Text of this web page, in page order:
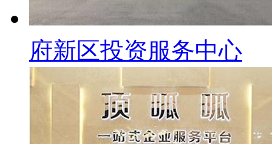
府新区投资服务中心